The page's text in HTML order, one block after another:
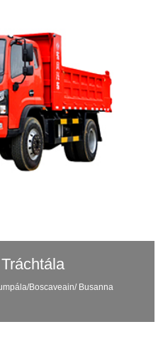
Boscaveain/ Busanna